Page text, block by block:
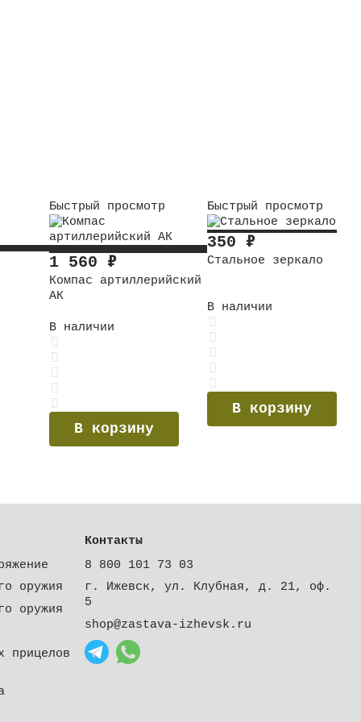
Быстрый просмотр
1 560 ₽
Компас артиллерийский
АК
В наличии
В корзину
Быстрый просмотр
350 ₽
Стальное зеркало
В наличии
В корзину
оружия
оружия
прицелов
Контакты
8 800 101 73 03
г. Ижевск, ул. Клубная, д. 21, оф.
5
shop@zastava-izhevsk.ru